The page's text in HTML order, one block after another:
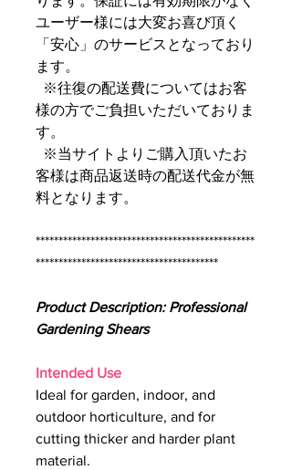
ユーザー様には大変お喜び頂く
「安心」のサービスとなっており
ます。
※往復の配送費についてはお客
様の方でご負担いただいておりま
す。
※当サイトよりご購入頂いたお
客様は商品返送時の配送代金が無
料となります。
************************************************
****************************************
Product Description: Professional
Gardening Shears
Intended Use
Ideal for garden, indoor, and
outdoor horticulture, and for
cutting thicker and harder plant
material.